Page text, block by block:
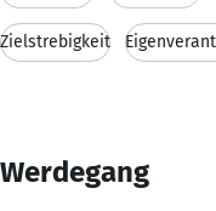
Zielstrebigkeit
Werdegang